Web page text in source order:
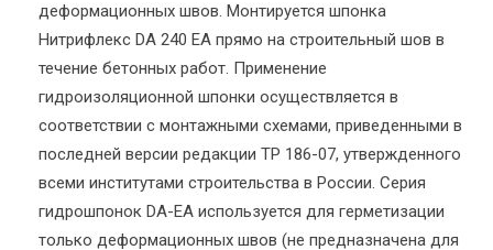
деформационных швов. Монтируется шпонка
Нитрифлекс DА 240 ЕА прямо на строительный шов в
течение бетонных работ. Применение
гидроизоляционной шпонки осуществляется в
соответствии с монтажными схемами, приведенными в
последней версии редакции ТР 186-07, утвержденного
всеми институтами строительства в России. Серия
гидрошпонок DА-ЕA используется для герметизации
только деформационных швов (не предназначена для